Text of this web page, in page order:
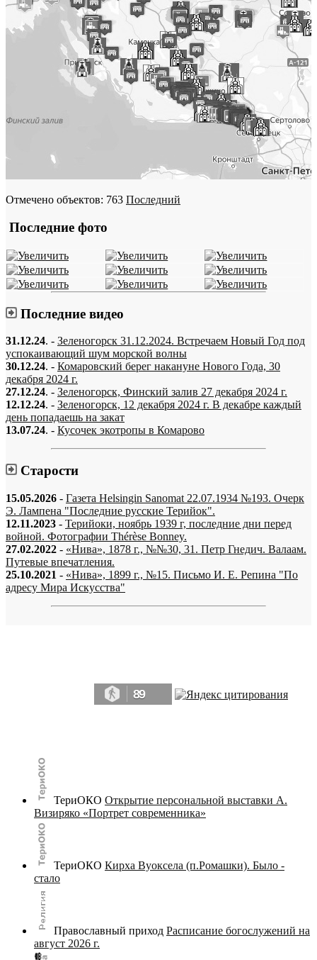
Отмечено объектов: 763 Последний
Последние фото
Последние видео
31.12.24. - Зеленогорск 31.12.2024. Встречаем Новый Год под
успокаивающий шум морской волны
30.12.24. - Комаровский берег накануне Нового Года, 30
декабря 2024 г.
27.12.24. - Зеленогорск, Финский залив 27 декабря 2024 г.
12.12.24. - Зеленогорск, 12 декабря 2024 г. В декабре каждый
день попадаешь на закат
13.07.24. - Кусочек экотропы в Комарово
Старости
15.05.2026 - Газета Helsingin Sanomat 22.07.1934 №193. Очерк
Э. Лампена "Последние русские Терийок".
12.11.2023 - Терийоки, ноябрь 1939 г, последние дни перед
войной. Фотографии Thérèse Bonney.
27.02.2022 - «Нива», 1878 г., №№30, 31. Петр Гнедич. Валаам.
Путевые впечатления.
25.10.2021 - «Нива», 1899 г., №15. Письмо И. Е. Репина "По
адресу Мира Искусства"
89
ТериОКО Открытие персональной выставки А.
Визиряко «Портрет современника»
ТериОКО Кирха Вуоксела (п.Ромашки). Было -
стало
Православный приход Расписание богослужений на
август 2026 г.